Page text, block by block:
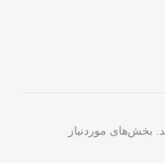
بخش‌های موردنیاز